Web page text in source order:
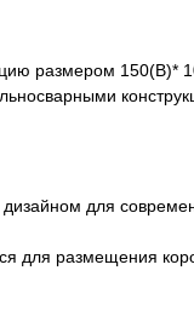
размером 150(В)*
для
для размещения